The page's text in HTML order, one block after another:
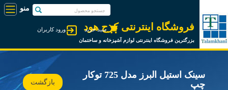
فروشگاه اینترنتی کرج هود
بزرگترین فروشگاه اینترنتی لوازم آشپزخانه و ساختمان
ورود کاربران سبد خرید
سینک استیل البرز مدل 725 توکار
چپ
بازگشت